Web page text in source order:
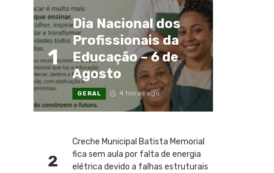
1
Dia Nacional dos
Profissionais da
Educação – 6 de
Agosto
GERAL 4 horas ago
2
Creche Municipal Batista Memorial
fica sem aula por falta de energia
elétrica devido a falhas estruturais